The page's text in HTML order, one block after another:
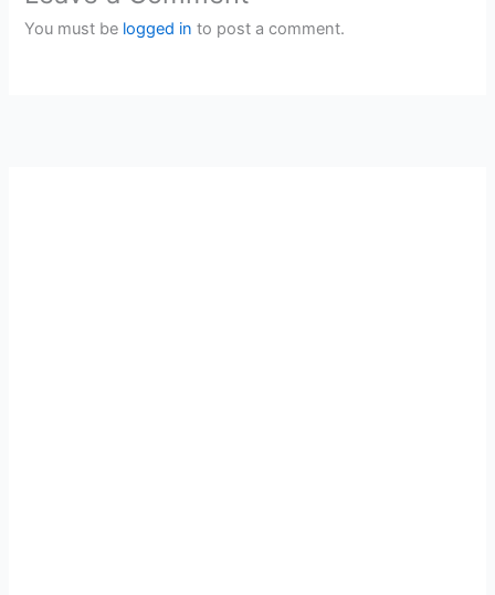
You must be logged in to post a comment.